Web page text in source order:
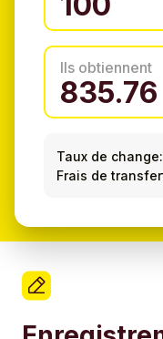
Ils obtiennent
Taux de change:
Frais de